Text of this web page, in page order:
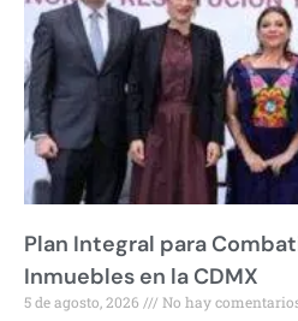
Plan Integral para
Inmuebles en la CDMX
5 de agosto, 2026 No hay